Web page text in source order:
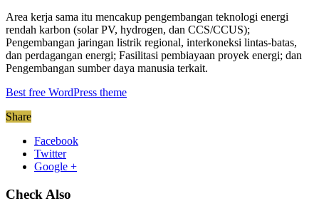
Area kerja sama itu mencakup pengembangan teknologi energi
rendah karbon (solar PV, hydrogen, dan CCS/CCUS);
Pengembangan jaringan listrik regional, interkoneksi lintas-batas,
dan perdagangan energi; Fasilitasi pembiayaan proyek energi; dan
Pengembangan sumber daya manusia terkait.
Best free WordPress theme
Share
Facebook
Twitter
Google +
Check Also